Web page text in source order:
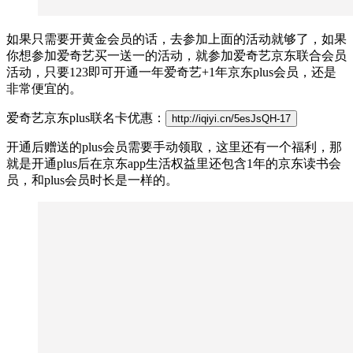
如果只需要开黄金会员的话，去参加上面的活动就够了，如果
你想参加爱奇艺买一送一的活动，就参加爱奇艺京东联合会员
活动，只要123即可开通一年爱奇艺+1年京东plus会员，还是
非常便宜的。
爱奇艺京东plus联名卡优惠： http://iqiyi.cn/5esJsQH-17
开通后赠送的plus会员需要手动领取，这里还有一个福利，那
就是开通plus后在京东app生活权益里还包含1年的京东读书会
员，和plus会员时长是一样的。